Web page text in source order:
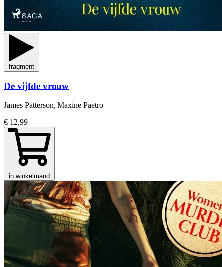
fragment
De vijfde vrouw
James Patterson, Maxine Paetro
€ 12,99
in winkelmand